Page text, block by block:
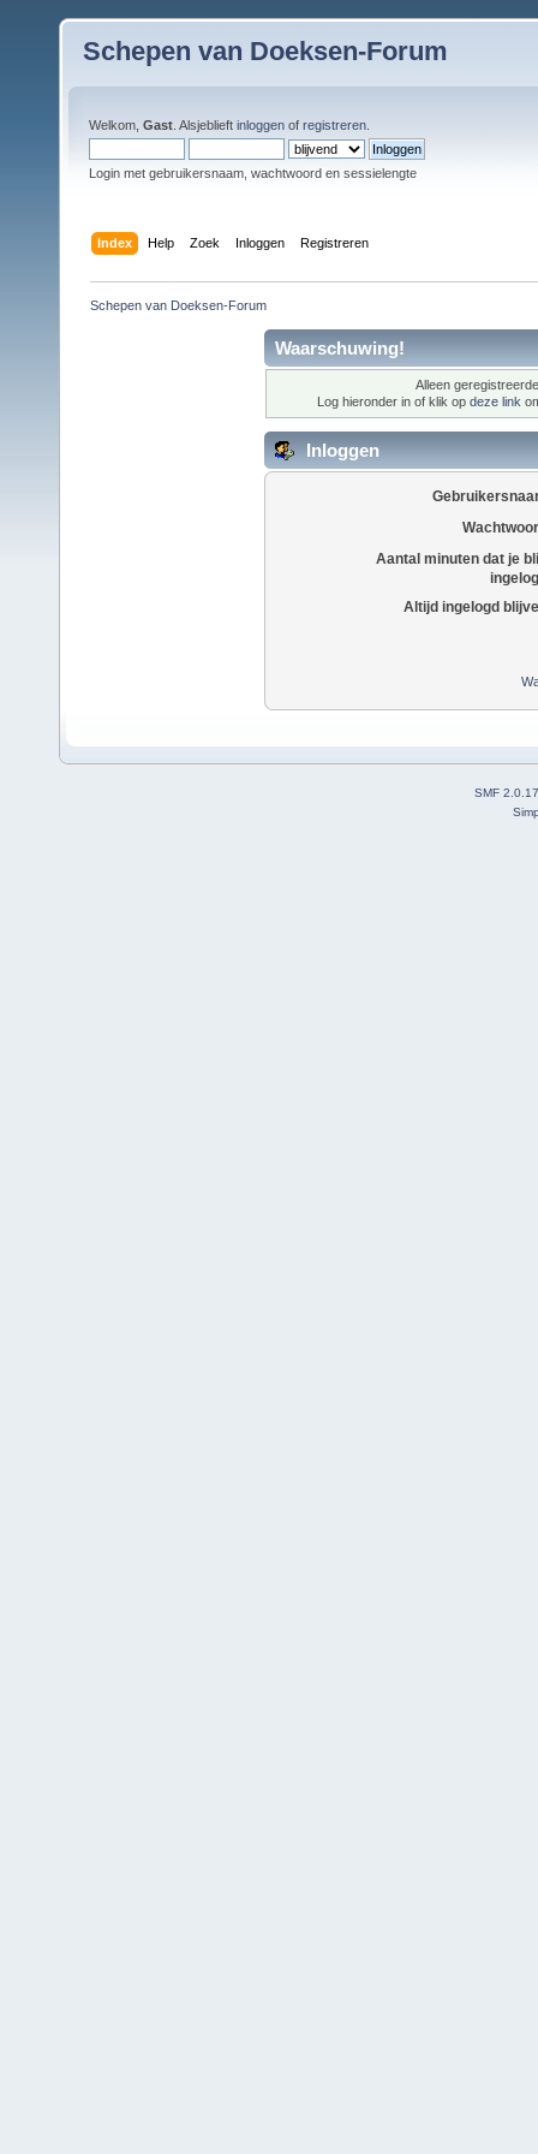
Schepen van Doeksen-Forum
Welkom, Gast . Alsjeblieft inloggen of registreren
Login met gebruikersnaam, wachtwoord en sessielengte
Index Help Zoek Inloggen Registreren
Schepen van Doeksen-Forum
Waarschuwing!
Alleen
Log hieronder in of klik op deze link
Inloggen
Aantal minuten dat je
Altijd ingelogd
SMF 2.0.17